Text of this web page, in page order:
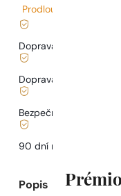
Prodloužená doba
Doprava zdarma od
Doprava od
Bezpečné nakupování
90 dní na
Popis